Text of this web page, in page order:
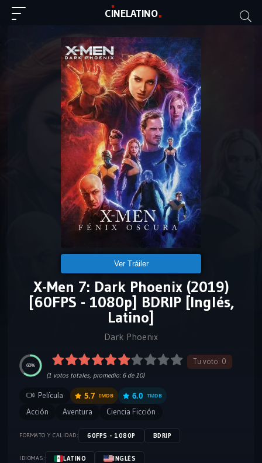
CINELATINO
Ver Tráiler
X-Men 7: Dark Phoenix (2019)
[60FPS - 1080p] BDRIP [Inglés,
Latino]
Dark Phoenix
60% Tu voto: 0
(1 votos totales, promedio: 6de 10)
Película 5.7 IMDB 6.0 TMDB
Acción Aventura Ciencia Ficción
FORMATO Y CALIDAD: 60FPS - 1080P BDRIP
IDIOMAS: LATINO INGLÉS